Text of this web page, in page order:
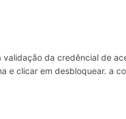
validação da credêncial de
e clicar em desbloquear. a